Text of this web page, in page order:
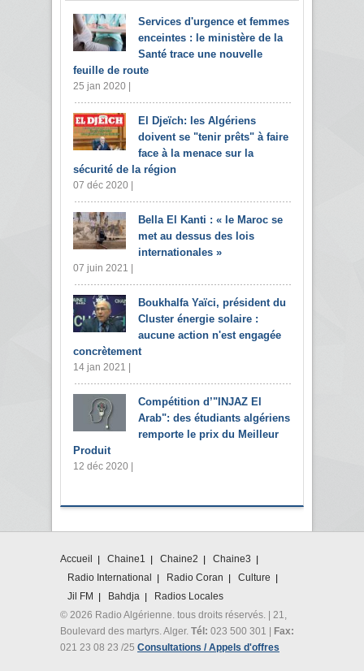
Services d'urgence et femmes
enceintes : le ministère de la
Santé trace une nouvelle
feuille de route
25 jan 2020 |
El Djeïch: les Algériens
doivent se "tenir prêts" à faire
face à la menace sur la
sécurité de la région
07 déc 2020 |
Bella El Kanti : « le Maroc se
met au dessus des lois
internationales »
07 juin 2021 |
Boukhalfa Yaïci, président du
Cluster énergie solaire :
aucune action n'est engagée
concrètement
14 jan 2021 |
Compétition d’"INJAZ El
Arab": des étudiants algériens
remporte le prix du Meilleur
Produit
12 déc 2020 |
Accueil Chaine1 Chaine2
Chaine3
Radio International
Radio Coran
Culture
Jil FM
Bahdja
Radios Locales
© 2026 Radio Algérienne. tous droits réservés. | 21,
Boulevard des martyrs. Alger. Tél: 023 500 301 |
Fax:
021 23 08 23 /25 Consultations / Appels d'offres